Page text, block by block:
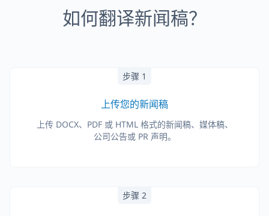
如何翻译新闻稿？
步骤 1
上传您的新闻稿
上传 DOCX、PDF 或 HTML 格式的新闻稿、媒体稿、
公司公告或 PR 声明。
步骤 2